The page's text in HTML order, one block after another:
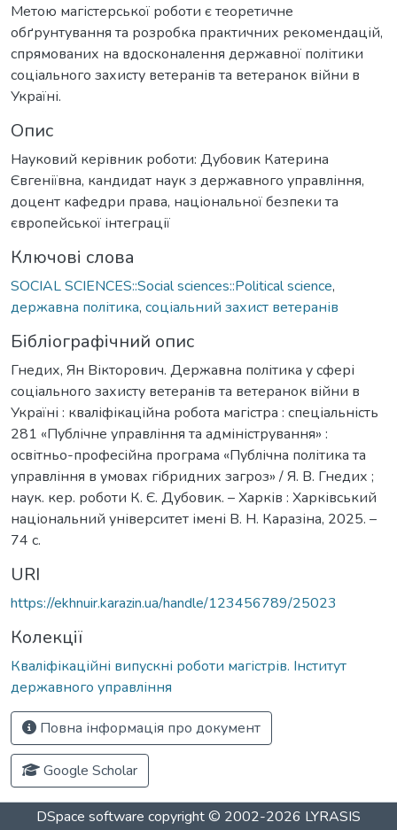
Метою магістерської роботи є теоретичне
обґрунтування та розробка практичних рекомендацій,
спрямованих на вдосконалення державної політики
соціального захисту ветеранів та ветеранок війни в
Україні.
Опис
Науковий керівник роботи: Дубовик Катерина
Євгеніївна, кандидат наук з державного управління,
доцент кафедри права, національної безпеки та
європейської інтеграції
Ключові слова
SOCIAL SCIENCES::Social sciences::Political science,
державна політика, соціальний захист ветеранів
Бібліографічний опис
Гнедих, Ян Вікторович. Державна політика у сфері
соціального захисту ветеранів та ветеранок війни в
Україні : кваліфікаційна робота магістра : спеціальність
281 «Публічне управління та адміністрування» :
освітньо-професійна програма «Публічна політика та
управління в умовах гібридних загроз» / Я. В. Гнедих ;
наук. кер. роботи К. Є. Дубовик. – Харків : Харківський
національний університет імені В. Н. Каразіна, 2025. –
74 с.
URI
https://ekhnuir.karazin.ua/handle/123456789/25023
Колекції
Кваліфікаційні випускні роботи магістрів. Інститут
державного управління
Повна інформація про документ
Google Scholar
DSpace software copyright © 2002-2026 LYRASIS